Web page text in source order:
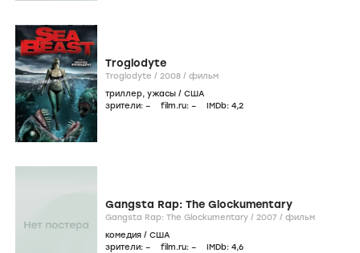
Troglodyte
Troglodyte / 2008 / фильм
триллер, ужасы / США
зрители: – film.ru: – IMDb: 4,2
Gangsta Rap: The Glockumentary
Gangsta Rap: The Glockumentary / 2007 / фильм
комедия / США
зрители: – film.ru: – IMDb: 4,6